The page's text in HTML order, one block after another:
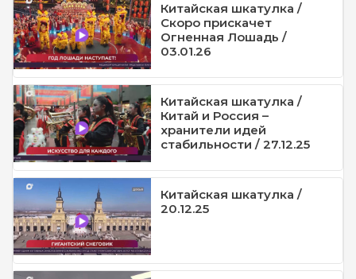
Китайская шкатулка /
Скоро прискачет
Огненная Лошадь /
03.01.26
Китайская шкатулка /
Китай и Россия –
хранители идей
стабильности / 27.12.25
Китайская шкатулка /
20.12.25